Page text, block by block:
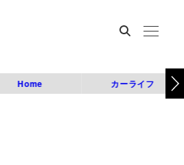
Home カーライフ